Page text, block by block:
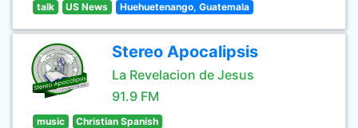
talk US News Huehuetenango, Guatemala
Stereo Apocalipsis
La Revelacion de Jesus
91.9 FM
music Christian Spanish